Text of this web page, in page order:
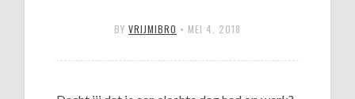
BY VRIJMIBRO • MEI 4, 2018